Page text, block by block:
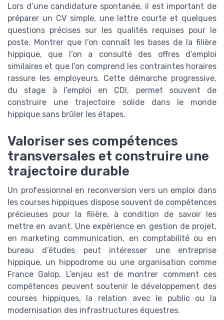
Lors d’une candidature spontanée, il est important de
préparer un CV simple, une lettre courte et quelques
questions précises sur les qualités requises pour le
poste. Montrer que l’on connaît les bases de la filière
hippique, que l’on a consulté des offres d’emploi
similaires et que l’on comprend les contraintes horaires
rassure les employeurs. Cette démarche progressive,
du stage à l’emploi en CDI, permet souvent de
construire une trajectoire solide dans le monde
hippique sans brûler les étapes.
Valoriser ses compétences
transversales et construire une
trajectoire durable
Un professionnel en reconversion vers un emploi dans
les courses hippiques dispose souvent de compétences
précieuses pour la filière, à condition de savoir les
mettre en avant. Une expérience en gestion de projet,
en marketing communication, en comptabilité ou en
bureau d’études peut intéresser une entreprise
hippique, un hippodrome ou une organisation comme
France Galop. L’enjeu est de montrer comment ces
compétences peuvent soutenir le développement des
courses hippiques, la relation avec le public ou la
modernisation des infrastructures équestres.